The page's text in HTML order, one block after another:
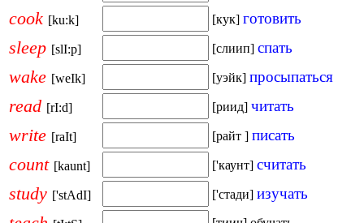
cook [ku:k] [кук] готовить
sleep [slI:p] [слиип] спать
wake [weIk] [уэйк] просыпаться
read [rI:d] [риид] читать
write [raIt] [райт ] писать
count [kaunt] ['каунт] считать
study ['stAdI] ['стади] изучать